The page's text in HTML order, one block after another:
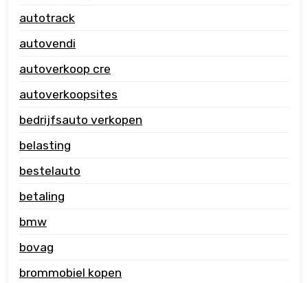
autotrack
autovendi
autoverkoop cre
autoverkoopsites
bedrijfsauto verkopen
belasting
bestelauto
betaling
bmw
bovag
brommobiel kopen